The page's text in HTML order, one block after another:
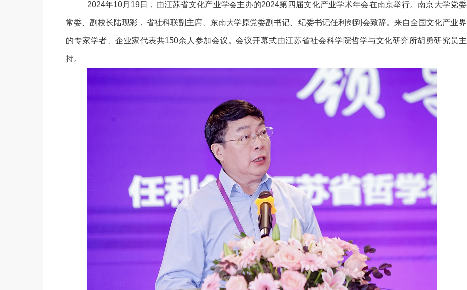
2024年10月 19日，由江苏省文化产业学会主办的2024第四届文化产业学术年会在南京举行。南京大学党委
常委、副校长陆现彩 ，省社科联副主席、东南大学原党委副书记、纪委书记任利剑到会致辞。来自全国文化产业界
的专家学者、企业家代表共150余人参加会议。 会议开幕式由江苏省社会科学院哲学与文化研究所胡勇研究员主
持。